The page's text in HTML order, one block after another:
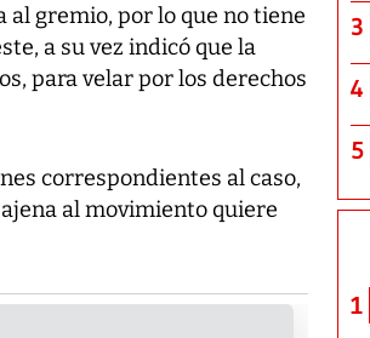
gremio, por lo que no tiene
a su vez indicó que la
para velar por los derechos
correspondientes al caso,
al movimiento quiere
3
4
5
1